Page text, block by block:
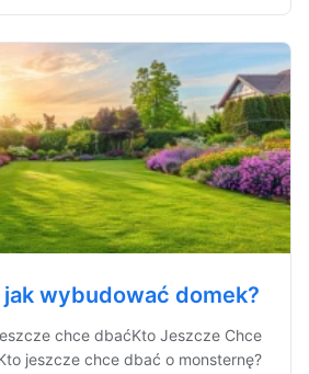
wybudować domek?
chce dbaćKto Jeszcze Chce
jeszcze chce dbać o monsternę?